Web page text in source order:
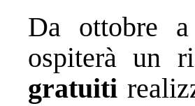
Da ottobre
ospiterà un
gratuiti